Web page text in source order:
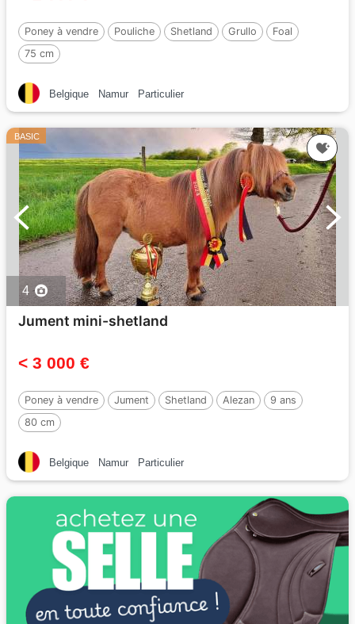
Poney à vendre Pouliche Shetland Grullo
Foal
75 cm
Belgique Namur Particulier
BASIC
4
Jument mini-shetland
< 3 000 €
Poney à vendre Jument Shetland Alezan
9 ans
80 cm
Belgique Namur Particulier